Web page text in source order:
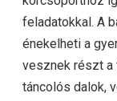
feladatokkal. A
énekelheti a
vesznek részt a
táncolós dalok,